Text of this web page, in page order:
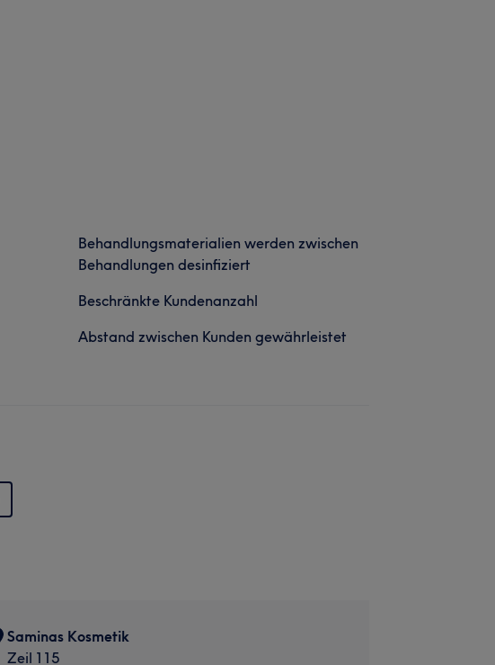
Behandlungsmaterialien werden zwischen
Behandlungen desinfiziert
Beschränkte Kundenanzahl
Abstand zwischen Kunden gewährleistet
Saminas Kosmetik
Zeil 115